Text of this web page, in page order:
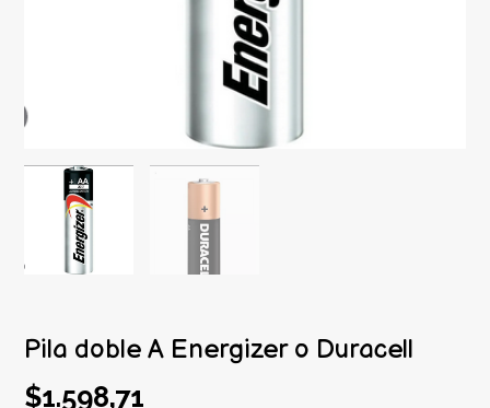
Pila doble A Energizer o Duracell
$1.598,71